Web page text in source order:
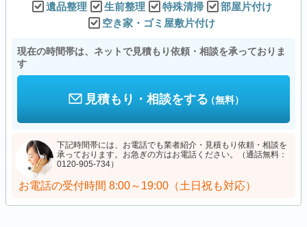
遺品整理 生前整理 特殊清掃
部屋片付け
空き家・ゴミ屋敷片付け
現在の時間帯は、ネットで見積もり依頼・相談を承っておりま
す
見積もり・相談をする（無料）
下記時間帯には、お電話でも業者紹介・見積もり依頼・相談を
承っております。お急ぎの方はお電話ください。（通話無料：
0120-905-734）
お電話の受付時間 8:00～19:00（土日祝も対応）